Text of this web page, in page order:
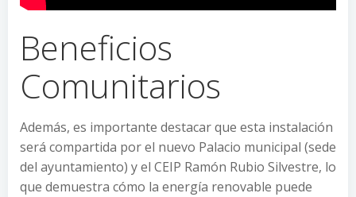
Beneficios
Comunitarios
Además, es importante destacar que esta instalación
será compartida por el nuevo Palacio municipal (sede
del ayuntamiento) y el CEIP Ramón Rubio Silvestre, lo
que demuestra cómo la energía renovable puede